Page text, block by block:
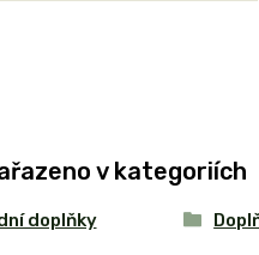
v kategoriích
doplňky